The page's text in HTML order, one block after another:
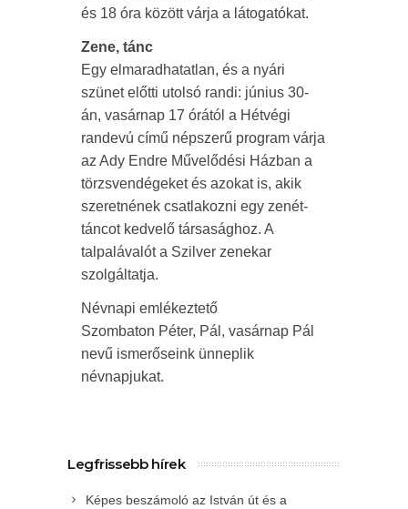
és 18 óra között várja a látogatókat.
Zene, tánc
Egy elmaradhatatlan, és a nyári
szünet előtti utolsó randi: június 30-
án, vasárnap 17 órától a Hétvégi
randevú című népszerű program várja
az Ady Endre Művelődési Házban a
törzsvendégeket és azokat is, akik
szeretnének csatlakozni egy zenét-
táncot kedvelő társasághoz. A
talpalávalót a Szilver zenekar
szolgáltatja.
Névnapi emlékeztető
Szombaton Péter, Pál, vasárnap Pál
nevű ismerőseink ünneplik
névnapjukat.
Legfrissebb hírek
Képes beszámoló az István út és a